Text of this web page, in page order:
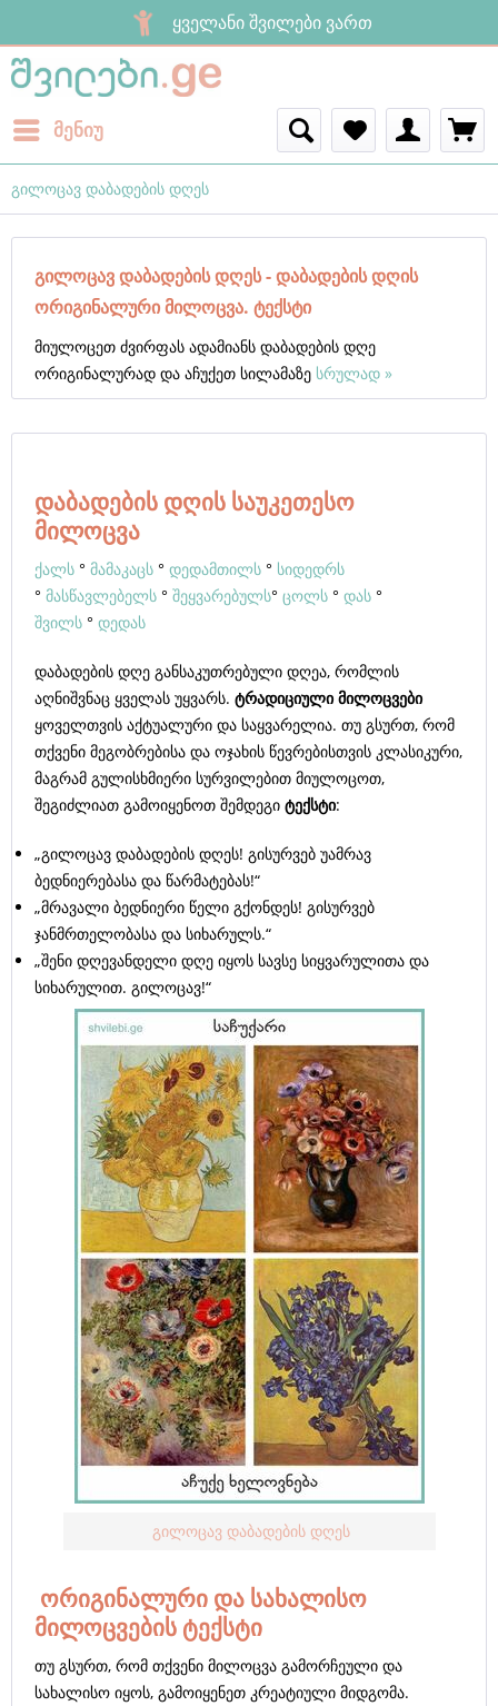
ყველანი შვილები ვართ
მენიუ
გილოცავ დაბადების დღეს
გილოცავ დაბადების დღეს - დაბადების დღის
ორიგინალური მილოცვა. ტექსტი
მიულოცეთ ძვირფას ადამიანს დაბადების დღე
ორიგინალურად და აჩუქეთ სილამაზე სრულად »
დაბადების დღის საუკეთესო
მილოცვა
ქალს ° მამაკაცს ° დედამთილს ° სიდედრს
° მასწავლებელს ° შეყვარებულს° ცოლს ° დას °
შვილს ° დედას
დაბადების დღე განსაკუთრებული დღეა, რომლის
აღნიშვნაც ყველას უყვარს. ტრადიციული მილოცვები
ყოველთვის აქტუალური და საყვარელია. თუ გსურთ, რომ
თქვენი მეგობრებისა და ოჯახის წევრებისთვის კლასიკური,
მაგრამ გულისხმიერი სურვილებით მიულოცოთ,
შეგიძლიათ გამოიყენოთ შემდეგი ტექსტი:
„გილოცავ დაბადების დღეს! გისურვებ უამრავ
ბედნიერებასა და წარმატებას!“
„მრავალი ბედნიერი წელი გქონდეს! გისურვებ
ჯანმრთელობასა და სიხარულს.“
„შენი დღევანდელი დღე იყოს სავსე სიყვარულითა და
სიხარულით. გილოცავ!“
გილოცავ დაბადების დღეს
ორიგინალური და სახალისო
მილოცვების ტექსტი
თუ გსურთ, რომ თქვენი მილოცვა გამორჩეული და
სახალისო იყოს, გამოიყენეთ კრეატიული მიდგომა.